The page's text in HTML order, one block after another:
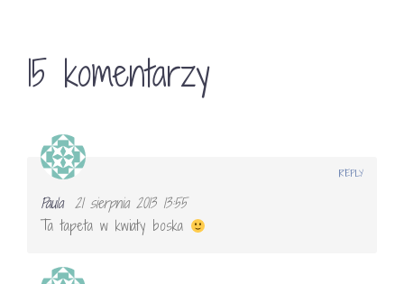
15 komentarzy
Paula 21 sierpnia 2013 13:55
Ta tapeta w kwiaty boska
REPLY